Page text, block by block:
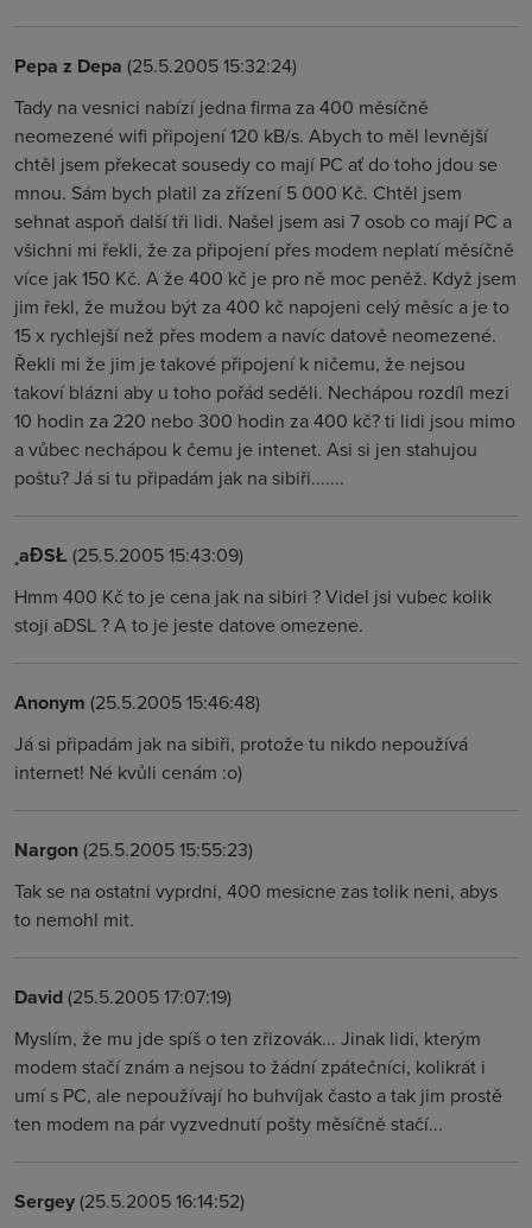
Pepa z Depa (25.5.2005 15:32:24)
Tady na vesnici nabízí jedna firma za 400 měsíčně
neomezené wifi připojení 120 kB/s. Abych to měl levnější
chtěl jsem překecat sousedy co mají PC ať do toho jdou se
mnou. Sám bych platil za zřízení 5 000 Kč. Chtěl jsem
sehnat aspoň další tři lidi. Našel jsem asi 7 osob co mají PC a
všichni mi řekli, že za připojení přes modem neplatí měsíčně
více jak 150 Kč. A že 400 kč je pro ně moc peněž. Když jsem
jim řekl, že mužou být za 400 kč napojeni celý měsíc a je to
15 x rychlejší než přes modem a navíc datově neomezené.
Řekli mi že jim je takové připojení k ničemu, že nejsou
takoví blázni aby u toho pořád seděli. Nechápou rozdíl mezi
10 hodin za 220 nebo 300 hodin za 400 kč? ti lidi jsou mimo
a vůbec nechápou k čemu je intenet. Asi si jen stahujou
poštu? Já si tu připadám jak na sibiři.......
¸aĐSŁ(25.5.2005 15:43:09)
Hmm 400 Kč to je cena jak na sibiri ? Videl jsi vubec kolik
stoji aDSL ? A to je jeste datove omezene.
Anonym (25.5.2005 15:46:48)
Já si připadám jak na sibiři, protože tu nikdo nepoužívá
internet! Né kvůli cenám :o)
Nargon(25.5.2005 15:55:23)
Tak se na ostatni vyprdni, 400 mesicne zas tolik neni, abys
to nemohl mit.
David(25.5.2005 17:07:19)
Myslím, že mu jde spíš o ten zřizovák... Jinak lidi, kterým
modem stačí znám a nejsou to žádní zpátečníci, kolikrát i
umí s PC, ale nepoužívají ho buhvíjak často a tak jim prostě
ten modem na pár vyzvednutí pošty měsíčně stačí...
Sergey(25.5.2005 16:14:52)